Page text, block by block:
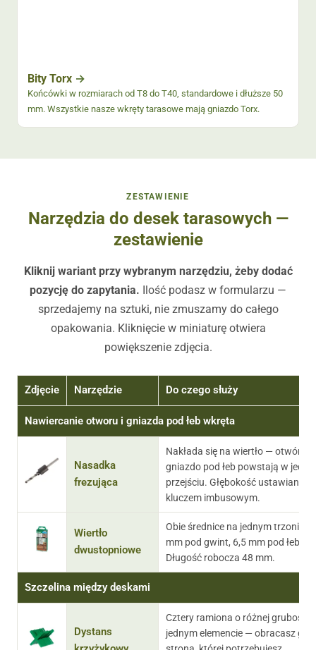
Bity Torx
Końcówki w rozmiarach od T8 do T40, standardowe i dłuższe 50
mm. Wszystkie nasze wkręty tarasowe mają gniazdo Torx.
ZESTAWIENIE
Narzędzia do desek tarasowych —
zestawienie
Kliknij wariant przy wybranym narzędziu, żeby dodać
pozycję do zapytania. Ilość podasz w formularzu —
sprzedajemy na sztuki, nie zmuszamy do całego
opakowania. Kliknięcie w miniaturę otwiera
powiększenie zdjęcia.
Zdjęcie Narzędzie Do czego służy
Nawiercanie otworu i gniazda pod łeb wkręta
Nasadka
frezująca
Nakłada się na wiertło — otwór i
gniazdo pod łeb powstają w
przejściu. Głębokość ustawiana
kluczem imbusowym.
Wiertło
dwustopniowe
Obie średnice na jednym trzonie:
mm pod gwint, 6,5 mm pod łeb.
Długość robocza 48 mm.
Szczelina między deskami
Dystans
Cztery ramiona o różnej grubości
jednym elemencie — obracasz go